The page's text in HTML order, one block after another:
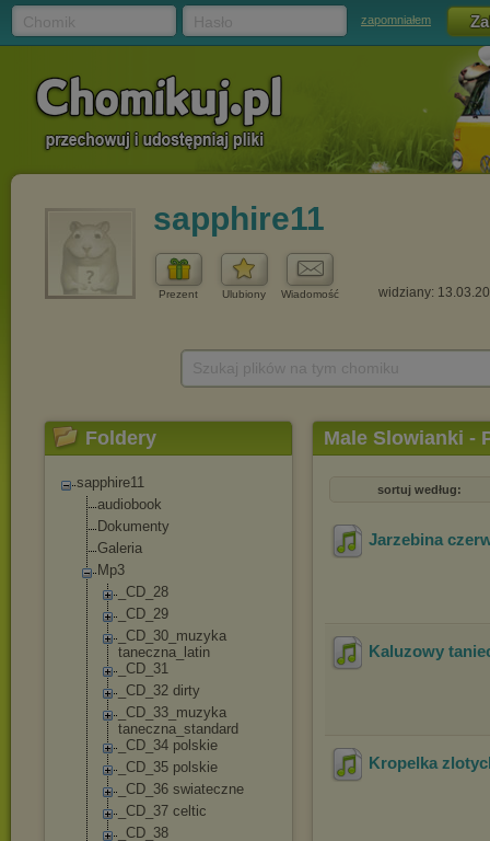
zapomniałem
sapphire11
Prezent Ulubiony Wiadomość widziany:
Foldery
sapphire11
audiobook
Dokumenty
Galeria
Mp3
_CD_28
_CD_29
_CD_30_muzyka
taneczna_latin
_CD_31
_CD_32 dirty
_CD_33_muzyka
taneczna_standard
_CD_34 polskie
_CD_35 polskie
_CD_36 swiateczne
_CD_37 celtic
_CD_38
Male Slowianki -
sortuj według:
Jarzebina
Kaluzowy
Kropelka